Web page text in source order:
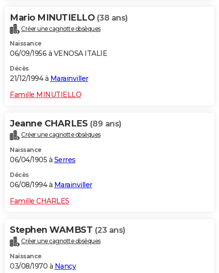
Mario MINUTIELLO (38 ans)
Créer une cagnotte obsèques
Naissance
06/09/1956 à VENOSA ITALIE
Décès
21/12/1994 à Marainviller
Famille MINUTIELLO
Jeanne CHARLES (89 ans)
Créer une cagnotte obsèques
Naissance
06/04/1905 à Serres
Décès
06/08/1994 à Marainviller
Famille CHARLES
Stephen WAMBST (23 ans)
Créer une cagnotte obsèques
Naissance
03/08/1970 à Nancy